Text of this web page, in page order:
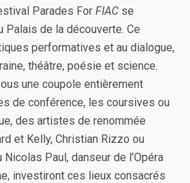
Parades For FIAC se
Palais de la découverte. Ce
performatives et au dialogue,
théâtre, poésie et science.
une coupole entièrement
de conférence, les coursives ou
des artistes de renommée
et Kelly, Christian Rizzo ou
Paul, danseur de l’Opéra
investiront ces lieux consacrés